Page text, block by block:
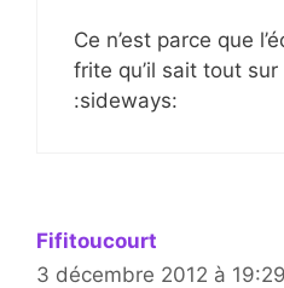
Ce n’est parce que
frite qu’il sait tout
:sideways:
Fifitoucourt
3 décembre 2012 à 19:29